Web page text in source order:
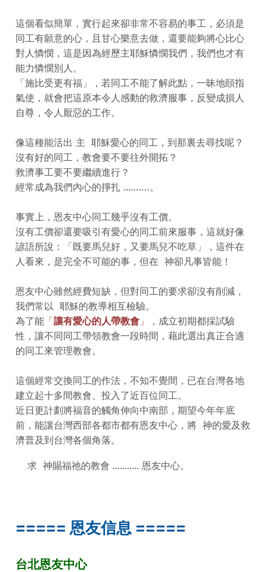
這個看似簡單，實行起來卻非常不容易的事工，必須是
同工有願意的心，且甘心樂意去做，還要能夠將心比心
對人憐憫，這是因為經歷主耶穌憐憫我們，我們也才有
能力憐憫別人。
「施比受更有福」，若同工不能了解此點，一昧地頤指
氣使，就會把這原本令人感動的救濟服事，反變成損人
自尊，令人厭惡的工作。
像這種能活出 主 耶穌愛心的同工，到那裏去尋找呢？
沒有好的同工，教會要不要往外開拓？
救濟事工要不要繼續進行？
經常成為我們內心的掙扎 ....……。
事實上，恩友中心同工幾乎沒有工價。
沒有工價卻還要吸引有愛心的同工前來服事，這就好像
諺語所說：「既要馬兒好，又要馬兒不吃草」，這件在
人看來，是完全不可能的事，但在 神卻凡事皆能！
恩友中心雖然經費短缺，但對同工的要求卻沒有削減，
我們常以 耶穌的教導相互檢驗。
為了能 「讓有愛心的人帶教會 」
，成立初期都採試驗
性，讓不同同工帶領教會一段時間，藉此選出真正合適
的同工來管理教會。
這個經常交換同工的作法，不知不覺間，已在台灣各地
建立起十多間教會、投入了近百位同工。
近日更計劃將福音的觸角伸向中南部，期望今年年底
前，能讓台灣西部各都市都有恩友中心，將 神的愛及救
濟普及到台灣各個角落。
求 神賜福祂的教會 ........... 恩友中心。
===== 恩友信息 =====
台北恩友中心